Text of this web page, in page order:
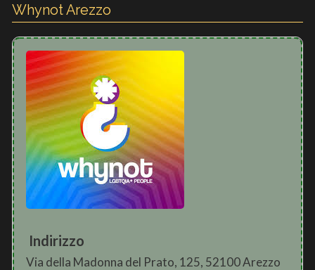
Whynot Arezzo
Indirizzo
Via della Madonna del Prato, 125, 52100 Arezzo